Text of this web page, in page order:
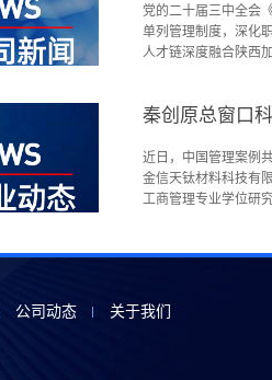
耗特性可显著延长设
严苛的物联网设备。
更高，抗电磁干扰能
一个重要里程碑。它
垒、核心部件依赖进
轮技术迭代及严苛测
权的薄膜铂电阻敏感
超小尺寸，不仅是企
力。
党的二十届三中全会
单列管理制度，深化
人才链深度融合陕西
过程中的西工大思路
架走上货架，建成了
破了国外对该类产品
新闻发布会。作为发
果转化一校模式。陕
改革经验。党的二十
心。学校也因探索三
校。下一步，学校将
索以科技成果转化推
近日，中国管理案例
金信天钛材料科技有
工商管理专业学位研
先推荐到全国MBA培
传播效应。秦人秦技
活动上，来自西安理
技术灵魂，是我国当
材料科技有限公司与
公司动态 关于我们